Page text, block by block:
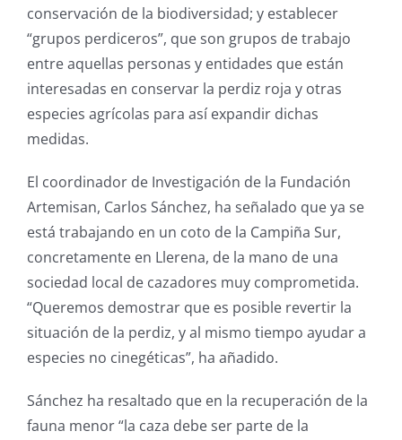
conservación de la biodiversidad; y establecer
“grupos perdiceros”, que son grupos de trabajo
entre aquellas personas y entidades que están
interesadas en conservar la perdiz roja y otras
especies agrícolas para así expandir dichas
medidas.
El coordinador de Investigación de la Fundación
Artemisan, Carlos Sánchez, ha señalado que ya se
está trabajando en un coto de la Campiña Sur,
concretamente en Llerena, de la mano de una
sociedad local de cazadores muy comprometida.
“Queremos demostrar que es posible revertir la
situación de la perdiz, y al mismo tiempo ayudar a
especies no cinegéticas”, ha añadido.
Sánchez ha resaltado que en la recuperación de la
fauna menor “la caza debe ser parte de la